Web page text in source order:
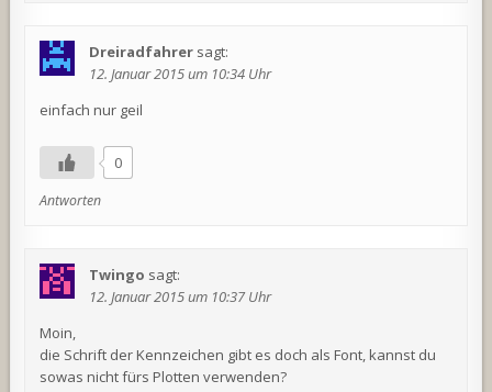
Dreiradfahrer sagt:
12. Januar 2015 um 10:34 Uhr
einfach nur geil
0
Antworten
Twingo sagt:
12. Januar 2015 um 10:37 Uhr
Moin,
die Schrift der Kennzeichen gibt es doch als Font, kannst du
sowas nicht fürs Plotten verwenden?